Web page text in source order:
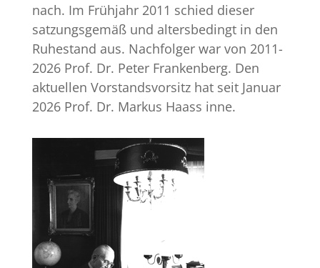
nach. Im Frühjahr 2011 schied dieser
satzungsgemäß und altersbedingt in den
Ruhestand aus. Nachfolger war von 2011-
2026 Prof. Dr. Peter Frankenberg. Den
aktuellen Vorstandsvorsitz hat seit Januar
2026 Prof. Dr. Markus Haass inne.